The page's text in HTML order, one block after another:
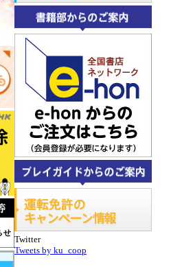
Twitter
Tweets by ku_coop